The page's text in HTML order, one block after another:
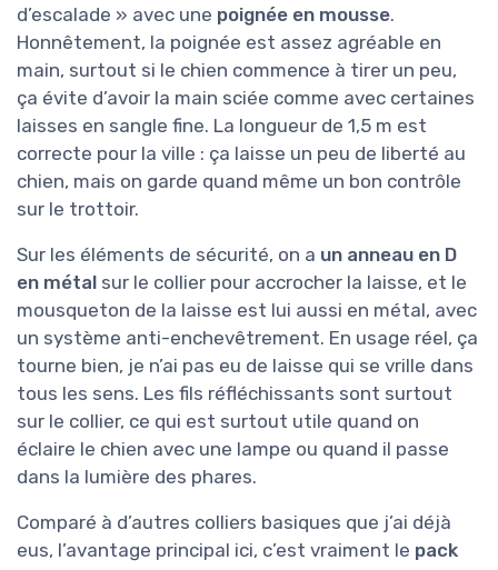
d’escalade » avec une poignée en mousse.
Honnêtement, la poignée est assez agréable en
main, surtout si le chien commence à tirer un peu,
ça évite d’avoir la main sciée comme avec certaines
laisses en sangle fine. La longueur de 1,5 m est
correcte pour la ville : ça laisse un peu de liberté au
chien, mais on garde quand même un bon contrôle
sur le trottoir.
Sur les éléments de sécurité, on a un anneau en D
en métal sur le collier pour accrocher la laisse, et le
mousqueton de la laisse est lui aussi en métal, avec
un système anti-enchevêtrement. En usage réel, ça
tourne bien, je n’ai pas eu de laisse qui se vrille dans
tous les sens. Les fils réfléchissants sont surtout
sur le collier, ce qui est surtout utile quand on
éclaire le chien avec une lampe ou quand il passe
dans la lumière des phares.
Comparé à d’autres colliers basiques que j’ai déjà
eus, l’avantage principal ici, c’est vraiment le pack